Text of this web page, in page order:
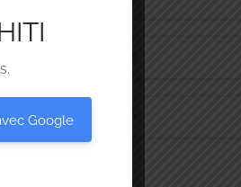
Localisation
Google